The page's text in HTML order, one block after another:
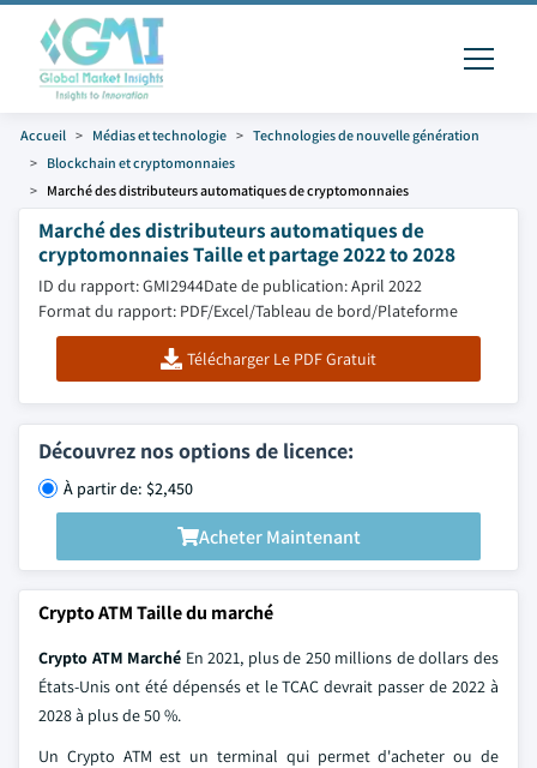
Accueil Médias et technologie
Technologies de nouvelle génération
Blockchain et cryptomonnaies
Marché des distributeurs automatiques de cryptomonnaies
Marché des distributeurs automatiques de
cryptomonnaies Taille et partage 2022 to 2028
ID du rapport: GMI2944Date de publication: April 2022
Format du rapport: PDF/Excel/Tableau de bord/Plateforme
Télécharger Le PDF Gratuit
Découvrez nos options de licence:
À partir de: $2,450
Acheter Maintenant
Crypto ATM Taille du marché
Crypto ATM Marché En 2021, plus de 250 millions de dollars des
États-Unis ont été dépensés et le TCAC devrait passer de 2022 à
2028 à plus de 50 %.
Un Crypto ATM est un terminal qui permet d'acheter ou de